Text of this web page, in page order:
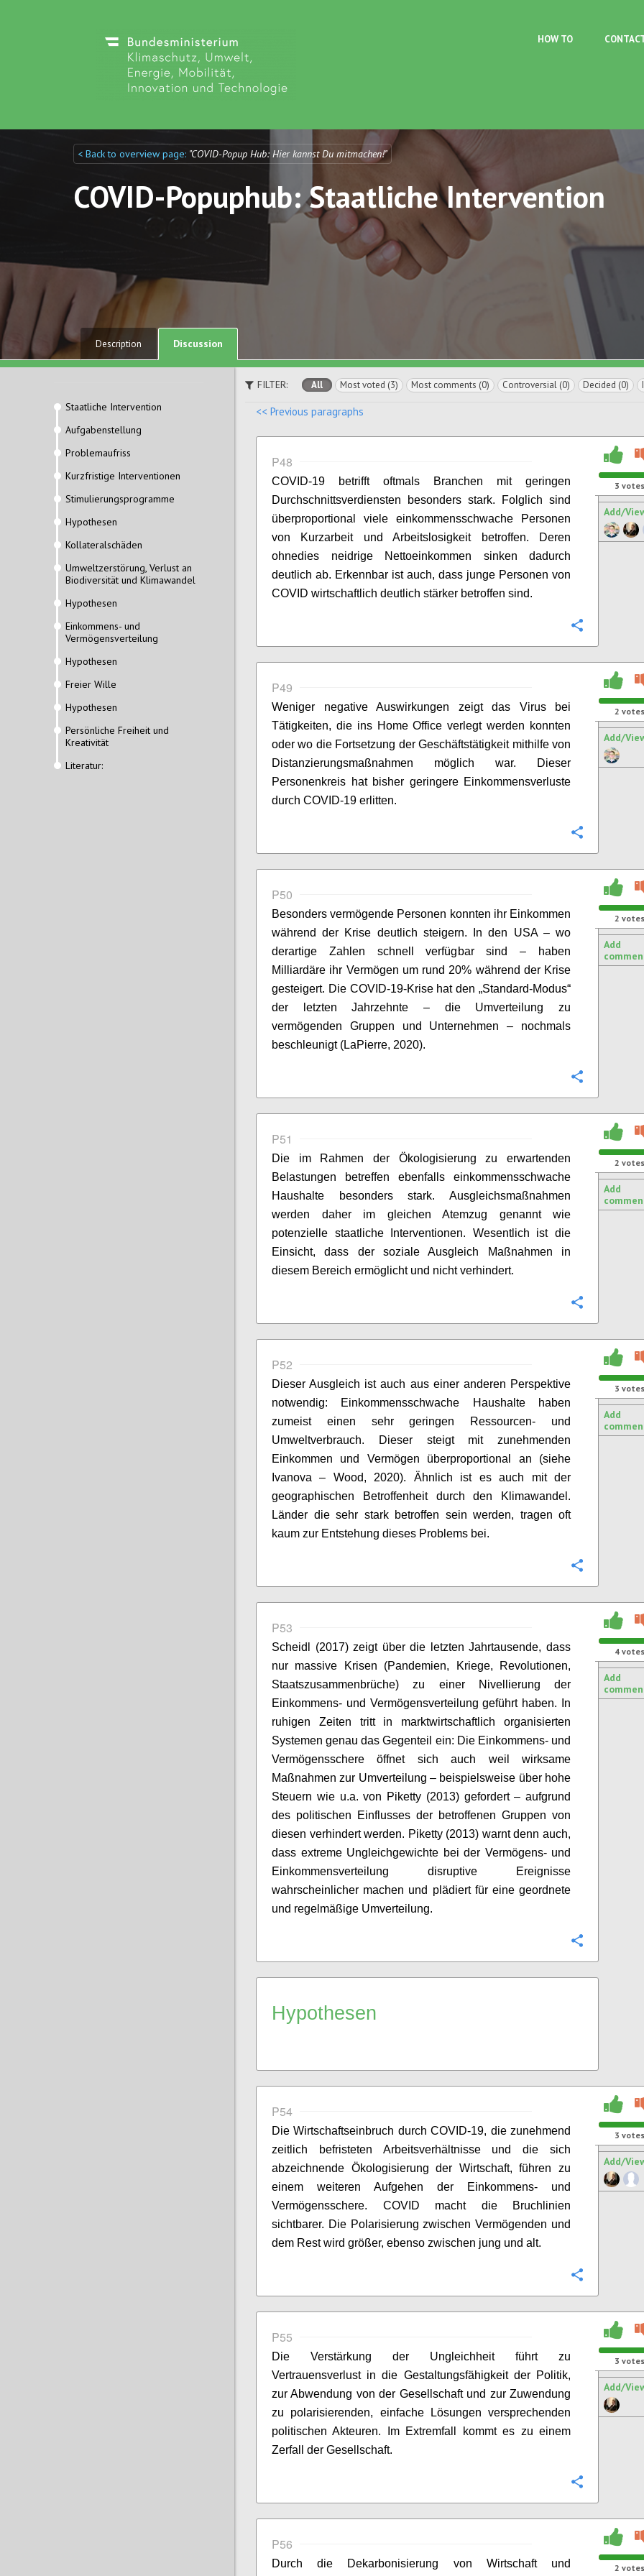
HOW TO
Discuto
< Back to overview page: "COVID-Popup Hub: Hier kannst Du mitmachen!"
COVID-Popuphub: Staatliche Intervention
Description Discussion
Staatliche Intervention
Aufgabenstellung
Problemaufriss
Kurzfristige Interventionen
Stimulierungsprogramme
Hypothesen
Kollateralschäden
Umweltzerstörung, Verlust an
Biodiversität und Klimawandel
Hypothesen
Einkommens- und
Vermögensverteilung
Hypothesen
Freier Wille
Hypothesen
Persönliche Freiheit und
Kreativität
Literatur:
FILTER: All Most voted (3) Most comments (0) Controversial (0) Decided (0)
<< Previous paragraphs
P48
COVID-19 betrifft oftmals Branchen mit geringen
Durchschnittsverdiensten besonders stark. Folglich sind
überproportional viele einkommensschwache Personen
von Kurzarbeit und Arbeitslosigkeit betroffen. Deren
ohnedies neidrigeNettoeinkommen sinken dadurch
deutlich ab. Erkennbar ist auch, dass junge Personen von
COVID wirtschaftlich deutlich stärker betroffen sind.
3 votes
Add/
P49
Weniger negative Auswirkungen zeigt das Virus bei
Tätigkeiten, die ins Home Office verlegt werden konnten
oder wo die Fortsetzung der Geschäftstätigkeit mithilfe von
Distanzierungsmaßnahmen möglich war. Dieser
Personenkreis hat bisher geringere Einkommensverluste
durch COVID-19 erlitten.
2 votes
Add/
P50
Besonders vermögende Personen konnten ihr Einkommen
während der Krise deutlich steigern. In den USA – wo
derartige Zahlen schnell verfügbar sind – haben
Milliardäre ihr Vermögen um rund 20% während der Krise
gesteigert. Die COVID-19-Krise hat den „Standard-Modus“
der letzten Jahrzehnte – die Umverteilung zu
vermögenden Gruppen und Unternehmen – nochmals
beschleunigt (LaPierre, 2020).
2 votes
Add
P51
Die im Rahmen der Ökologisierung zu erwartenden
Belastungen betreffen ebenfalls einkommensschwache
Haushalte besonders stark. Ausgleichsmaßnahmen
werden daher im gleichen Atemzug genannt wie
potenzielle staatliche Interventionen. Wesentlich ist die
Einsicht, dass der soziale Ausgleich Maßnahmen in
diesem Bereich ermöglicht und nicht verhindert.
2 votes
Add
P52
Dieser Ausgleich ist auch aus einer anderen Perspektive
notwendig: Einkommensschwache Haushalte haben
zumeist einen sehr geringen Ressourcen- und
Umweltverbrauch. Dieser steigt mit zunehmenden
Einkommen und Vermögen überproportional an (siehe
Ivanova – Wood, 2020). Ähnlich ist es auch mit der
geographischen Betroffenheit durch den Klimawandel.
Länder die sehr stark betroffen sein werden, tragen oft
kaum zur Entstehung dieses Problems bei.
3 votes
Add
P53
Scheidl
(2017) zeigt über die letzten Jahrtausende, dass
nur massive Krisen (Pandemien, Kriege, Revolutionen,
Staatszusammenbrüche) zu einer Nivellierung der
Einkommens- und Vermögensverteilung geführt haben. In
ruhigen Zeiten tritt in marktwirtschaftlich organisierten
Systemen genau das Gegenteil ein: Die Einkommens- und
Vermögensschere öffnet sich auch weil wirksame
Maßnahmen zur Umverteilung – beispielsweise über hohe
Steuern wie u.a. von Piketty (2013) gefordert – aufgrund
des politischen Einflusses der betroffenen Gruppen von
diesen verhindert werden. Piketty(2013) warnt denn auch,
dass extreme Ungleichgewichte bei der Vermögens- und
Einkommensverteilung disruptive Ereignisse
wahrscheinlicher machen und plädiert für eine geordnete
und regelmäßige Umverteilung.
4votes
Add
Hypothesen
P54
Die Wirtschaftseinbruch durch COVID-19, die zunehmend
zeitlich befristeten Arbeitsverhältnisse und die sich
abzeichnende Ökologisierung der Wirtschaft, führen zu
einem weiteren Aufgehen der Einkommens- und
Vermögensschere. COVID macht die Bruchlinien
sichtbarer. Die Polarisierung zwischen Vermögenden und
dem Rest wird größer, ebenso zwischen jung und alt.
3 votes
Add/
P55
Die Verstärkung der Ungleichheit führt zu
Vertrauensverlust in die Gestaltungsfähigkeit der Politik,
zur Abwendung von der Gesellschaft und zur Zuwendung
zu polarisierenden, einfache Lösungen versprechenden
politischen Akteuren. Im Extremfall kommt es zu einem
Zerfall der Gesellschaft.
3 votes
Add/
P56
Durch die Dekarbonisierung von Wirtschaft und 2 votes